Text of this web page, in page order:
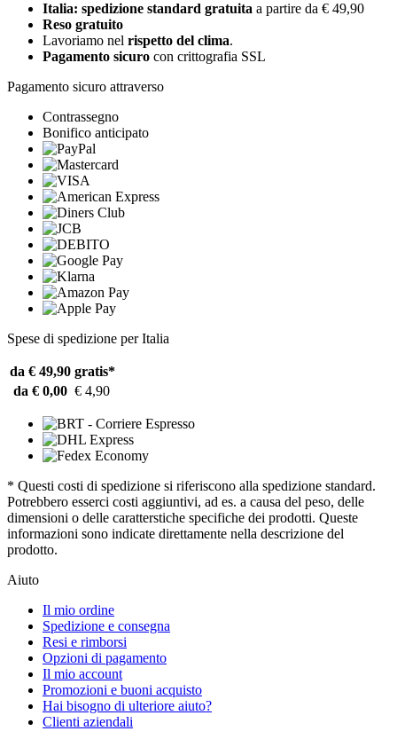
Italia: spedizione standard gratuita a partire da € 49,90
Reso gratuito
Lavoriamo nel rispetto del clima.
Pagamento sicuro con crittografia SSL
Pagamento sicuro attraverso
Contrassegno
Bonifico anticipato
Spese di spedizione per Italia
da € 49,90 gratis*
da € 0,00 € 4,90
* Questi costi di spedizione si riferiscono alla spedizione standard.
Potrebbero esserci costi aggiuntivi, ad es. a causa del peso, delle
dimensioni o delle caratterstiche specifiche dei prodotti. Queste
informazioni sono indicate direttamente nella descrizione del
prodotto.
Aiuto
Il mio ordine
Spedizione e consegna
Resi e rimborsi
Opzioni di pagamento
Il mio account
Promozioni e buoni acquisto
Hai bisogno di ulteriore aiuto?
Clienti aziendali